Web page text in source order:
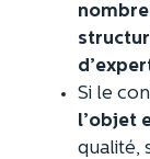
Si le
l’objet
qualité,